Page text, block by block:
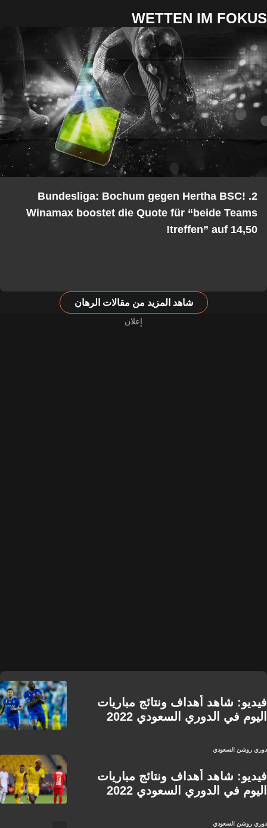
WETTEN IM FOKUS
2. Bundesliga: Bochum gegen Hertha BSC!
Winamax boostet die Quote für “beide Teams
treffen” auf 14,50!
شاهد المزيد من مقالات الرهان
فيديو: شاهد أهداف ونتائج مباريات
اليوم في الدوري السعودي 2022
دوري روشن السعودي
فيديو: شاهد أهداف ونتائج مباريات
اليوم في الدوري السعودي 2022
دوري روشن السعودي